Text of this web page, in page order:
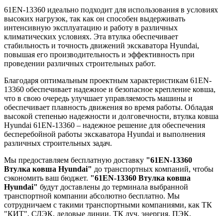
61EN-13360 идеально подходит для использования в условиях
высоких нагрузок, так как он способен выдерживать
интенсивную эксплуатацию и работу в различных
климатических условиях. Эта втулка обеспечивает
стабильность и точность движений экскаватора Hyundai,
повышая его производительность и эффективность при
проведении различных строительных работ.
Благодаря оптимальным проектным характеристикам 61EN-
13360 обеспечивает надежное и безопасное крепление ковша,
что в свою очередь улучшает управляемость машины и
обеспечивает плавность движения во время работы. Обладая
высокой степенью надежности и долговечности, втулка ковша
Hyundai 61EN-13360 – надежное решение для обеспечения
бесперебойной работы экскаватора Hyundai и выполнения
различных строительных задач.
Мы предоставляем бесплатную доставку "61EN-13360
Втулка ковша Hyundai" до транспортных компаний, чтобы
сэкономить ваш бюджет. "61EN-13360 Втулка ковша
Hyundai" будут доставлены до терминала выбранной
транспортной компании абсолютно бесплатно. Мы
сотрудничаем с такими транспортными компаниями, как ТК
"КИТ", СДЭК, деловые линии, ТК луч, энергия, ПЭК,